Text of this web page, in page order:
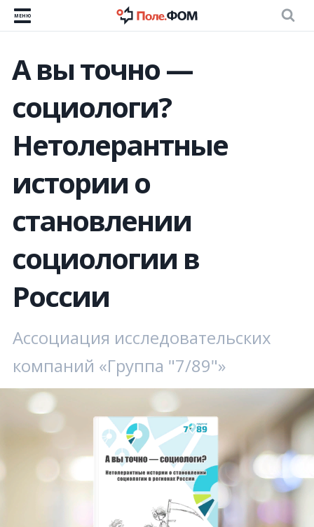
МЕНЮ
А вы точно —
социологи?
Нетолерантные
истории о
становлении
социологии в
России
Ассоциация исследовательских
компаний «Группа "7/89"»